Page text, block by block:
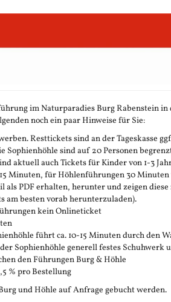
im Naturparadies Burg Rabenstein in
noch ein paar Hinweise für Sie:
Resttickets sind an der Tageskasse
Sophienhöhle sind auf 20 Personen
aktuell auch Tickets für Kinder von 1-3
Minuten, für Höhlenführungen 30
als PDF erhalten, herunter und zeigen
besten vorab herunterzuladen).
kein Onlineticket
führt ca. 10-15 Minuten durch
Sophienhöhle generell festes
den Führungen Burg & Höhle
% pro Bestellung
und Höhle auf Anfrage gebucht werden.